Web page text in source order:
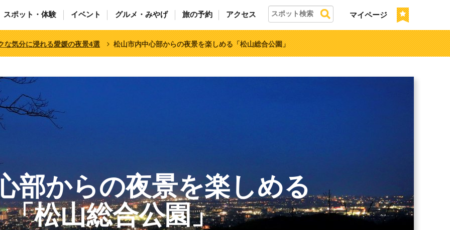
マイページ
スポット・体験 イベント グルメ・みやげ 旅の予約 アクセス
な気分に浸れる愛媛の夜景4選 松山市内中心部からの夜景を楽しめる「松山総合公園」
心部からの夜景を楽しめる
「松山総合公園」